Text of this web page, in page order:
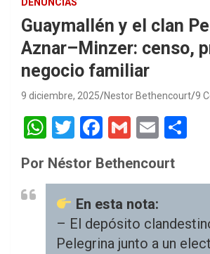
Guaymallén y el clan
Aznar–Minzer: censo,
negocio familiar
9 diciembre, 2025 Nestor Bethencourt 9
W
at
s
A
p
T
tt
er
F
ce
b
o
o
G
ail
E
ail
Por Néstor Bethencourt
En esta nota:
– El depósito
Pelegrina junto a un